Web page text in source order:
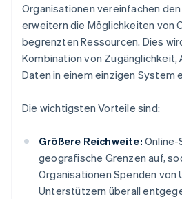
Organisationen vereinfachen
erweitern die Möglichkeiten von
begrenzten Ressourcen. Dies
Kombination von Zugänglichkeit,
Daten in einem einzigen System
Die wichtigsten Vorteile sind:
Größere Reichweite: Online-
geografische Grenzen auf,
Organisationen Spenden von
Unterstützern überall